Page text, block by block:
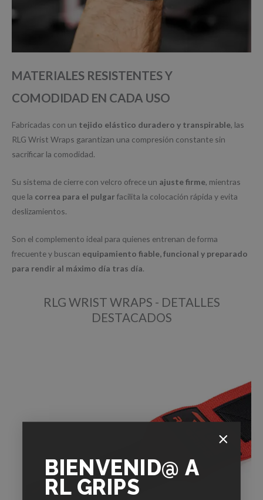
MATERIALES RESISTENTES Y
COMODIDAD EN CADA USO
Fabricadas con un tejido elástico duradero y transpirable, las
RLG Wrist Wraps garantizan una compresión constante sin
sacrificar la comodidad.
Su sistema de cierre con velcro ofrece un ajuste firme, mientras
que la correa para el pulgarfacilita la colocación rápida y evita
deslizamientos.
Son el complemento ideal para quienes entrenan de forma
frecuente y buscan equipamiento fiable, funcional y preparado
para rendir al máximo día tras día.
RLG WRIST WRAPS - DETALLES
DESTACADOS
BIENVENID@ A
RL GRIPS